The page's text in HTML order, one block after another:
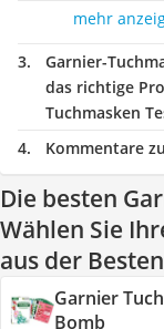
mehr
Garnier-
das richtige
Tuchmasken
Kommentare
Die besten
Wählen Sie
aus der
Garnier
Bomb